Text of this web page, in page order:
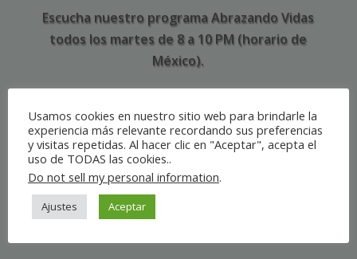
Escucha nuestro programa Abrazando Vidas
todos los martes de 8 a 10 PM (horario de
México).
También puedes escuchar la programación de
la radio a la hora que quieras.
Si deseas conocer más de ésta radio, puedes
entraraquí a su página web
Facebooko descargar su app dando click en
Usamos cookies en nuestro sitio web para brindarle la
experiencia más relevante recordando sus preferencias
y visitas repetidas. Al hacer clic en "Aceptar", acepta el
uso de TODAS las cookies..
Do not sell my personal information.
Ajustes Aceptar